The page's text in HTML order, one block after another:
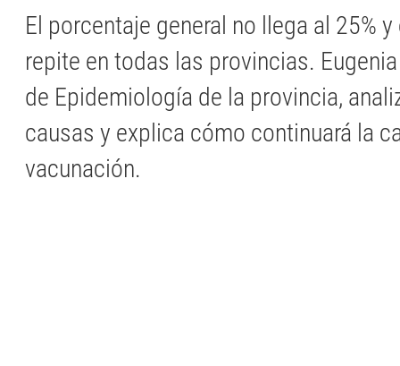
El porcentaje general no llega al 25%
repite en todas las provincias.
de Epidemiología de la provincia,
causas y explica cómo continuará la
vacunación.